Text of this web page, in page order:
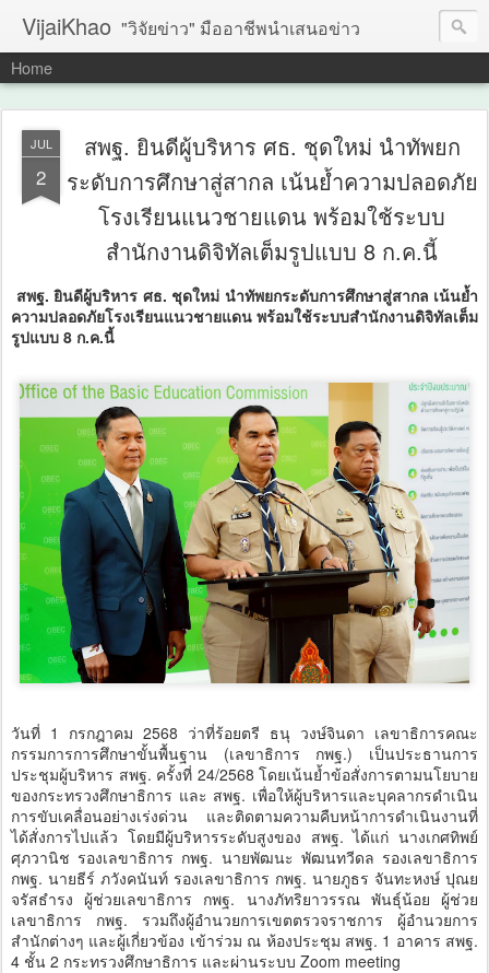
VijaiKhao "วิจัยข่าว" มืออาชีพนำเสนอข่าว
Home
JUL
2
สพฐ. ยินดีผู้บริหาร ศธ. ชุดใหม่ นำทัพยก
ระดับการศึกษาสู่สากล เน้นย้ำความปลอดภัย
โรงเรียนแนวชายแดน พร้อมใช้ระบบ
สำนักงานดิจิทัลเต็มรูปแบบ 8 ก.ค.นี้
สพฐ. ยินดีผู้บริหาร ศธ. ชุดใหม่ นำทัพยกระดับการศึกษาสู่สากล เน้นย้ำ
ความปลอดภัยโรงเรียนแนวชายแดน พร้อมใช้ระบบสำนักงานดิจิทัลเต็ม
รูปแบบ 8 ก.ค.นี้
วันที่ 1 กรกฎาคม 2568 ว่าที่ร้อยตรี ธนุ วงษ์จินดา เลขาธิการคณะ
กรรมการการศึกษาขั้นพื้นฐาน (เลขาธิการ กพฐ.) เป็นประธานการ
ประชุมผู้บริหาร สพฐ. ครั้งที่ 24/2568 โดยเน้นย้ำข้อสั่งการตามนโยบาย
ของกระทรวงศึกษาธิการ และ สพฐ. เพื่อให้ผู้บริหารและบุคลากรดำเนิน
การขับเคลื่อนอย่างเร่งด่วน และติดตามความคืบหน้าการดำเนินงานที่
ได้สั่งการไปแล้ว โดยมีผู้บริหารระดับสูงของ สพฐ. ได้แก่ นางเกศทิพย์
ศุภวานิช รองเลขาธิการ กพฐ. นายพัฒนะ พัฒนทวีดล รองเลขาธิการ
กพฐ. นายธีร์ ภวังคนันท์ รองเลขาธิการ กพฐ. นายภูธร จันทะหงษ์ ปุณย
จรัสธำรง ผู้ช่วยเลขาธิการ กพฐ. นางภัทริยาวรรณ พันธุ์น้อย ผู้ช่วย
เลขาธิการ กพฐ. รวมถึงผู้อำนวยการเขตตรวจราชการ ผู้อำนวยการ
สำนักต่างๆ และผู้เกี่ยวข้อง เข้าร่วม ณ ห้องประชุม สพฐ. 1 อาคาร สพฐ.
4 ชั้น 2 กระทรวงศึกษาธิการ และผ่านระบบ Zoom meeting